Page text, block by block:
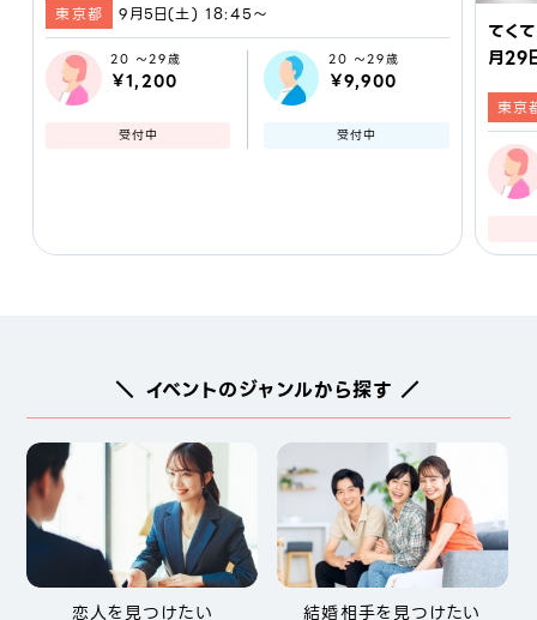
東京都 9月5日(土) 18:45〜
20 ～29歳
￥1,200
受付中
20 ～29歳
￥9,900
受付中
てく
月29
東京
＼ イベントのジャンルから探す ／
恋人を見つけたい 結婚相手を見つけたい